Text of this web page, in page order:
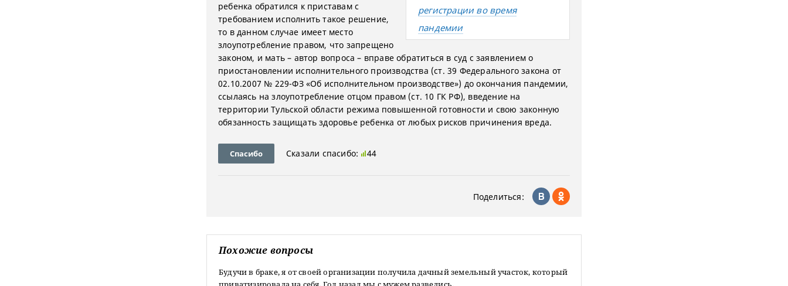
регистрации во время
пандемии
ребенка обратился к приставам с
требованием исполнить такое решение,
то в данном случае имеет место
злоупотребление правом, что запрещено
законом, и мать – автор вопроса – вправе обратиться в суд с заявлением о
приостановлении исполнительного производства (ст. 39 Федерального закона от
02.10.2007 № 229-ФЗ «Об исполнительном производстве») до окончания пандемии,
ссылаясь на злоупотребление отцом правом (ст. 10 ГК РФ), введение на
территории Тульской области режима повышенной готовности и свою законную
обязанность защищать здоровье ребенка от любых рисков причинения вреда.
Спасибо Сказали спасибо: 44
Поделиться:
Похожие вопросы
Будучи в браке, я от своей организации получила дачный земельный участок, который